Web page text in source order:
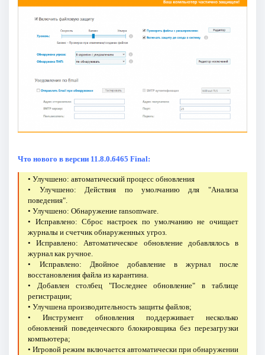
Что нового в версии 11.8.0.6465 Final:
• Улучшено: автоматический процесс обновления
• Улучшено: Действия по умолчанию для "Анализа
поведения".
• Улучшено: Обнаружение ransomware.
• Исправлено: Сброс настроек по умолчанию не очищает
журналы и счетчик обнаруженных угроз.
• Исправлено: Автоматическое обновление добавлялось в
журнал как ручное.
• Исправлено: Двойное добавление в журнал после
восстановления файла из карантина.
• Добавлен столбец "Последнее обновление" в таблице
регистрации;
• Улучшена производительность защиты файлов;
• Инструмент обновления поддерживает несколько
обновлений поведенческого блокировщика без перезагрузки
компьютера;
• Игровой режим включается автоматически при обнаружении